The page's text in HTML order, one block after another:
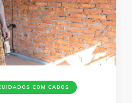
COM CABOS